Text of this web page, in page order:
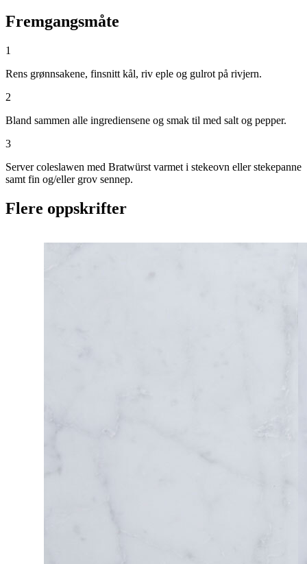
Fremgangsmåte
1
Rens grønnsakene, finsnitt kål, riv eple og gulrot på rivjern.
2
Bland sammen alle ingrediensene og smak til med salt og pepper.
3
Server coleslawen med Bratwürst varmet i stekeovn eller stekepanne
samt fin og/eller grov sennep.
Flere oppskrifter